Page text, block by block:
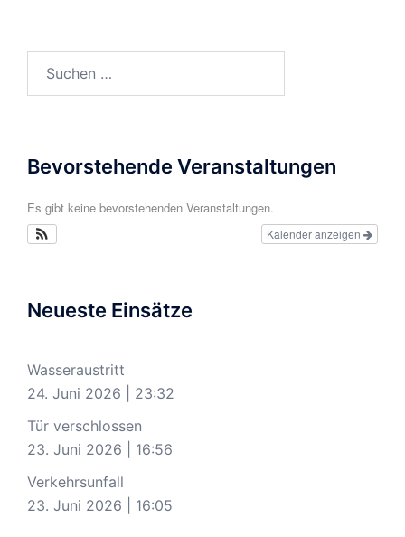
Bevorstehende Veranstaltungen
Es gibt keine bevorstehenden Veranstaltungen.
Kalender anzeigen
Neueste Einsätze
Wasseraustritt
24. Juni 2026
23:32
Tür verschlossen
23. Juni 2026
16:56
Verkehrsunfall
23. Juni 2026
16:05